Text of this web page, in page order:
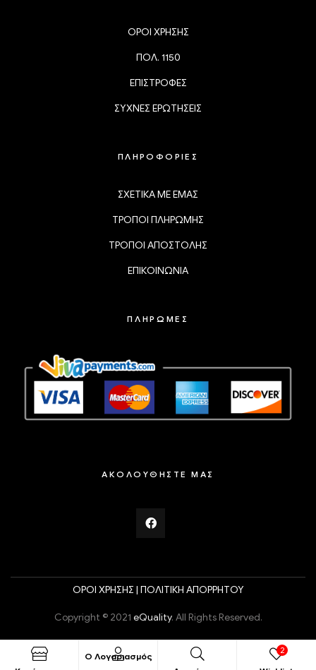
ΟΡΟΙ ΧΡΗΣΗΣ
ΠΟΛ. 1150
ΕΠΙΣΤΡΟΦΕΣ
ΣΥΧΝΕΣ ΕΡΩΤΗΣΕΙΣ
ΠΛΗΡΟΦΟΡΙΕΣ
ΣΧΕΤΙΚΑ ΜΕ ΕΜΑΣ
ΤΡΟΠΟΙ ΠΛΗΡΩΜΗΣ
ΤΡΟΠΟΙ ΑΠΟΣΤΟΛΗΣ
ΕΠΙΚΟΙΝΩΝΙΑ
ΠΛΗΡΩΜΕΣ
ΑΚΟΛΟΥΘΗΣΤΕ ΜΑΣ
ΟΡΟΙ ΧΡΗΣΗΣ | ΠΟΛΙΤΙΚΗ ΑΠΟΡΡΗΤΟΥ
Copyright © 2021 eQuality. All Rights Reserved.
Ο Λογαριασμός
2